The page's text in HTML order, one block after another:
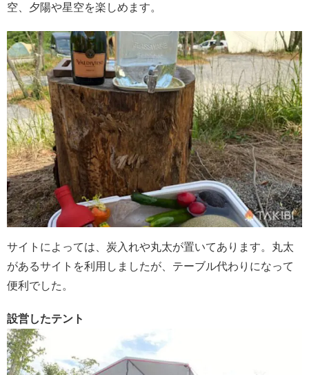
空、夕陽や星空を楽しめます。
サイトによっては、炭入れや丸太が置いてあります。丸太
があるサイトを利用しましたが、テーブル代わりになって
便利でした。
設営したテント